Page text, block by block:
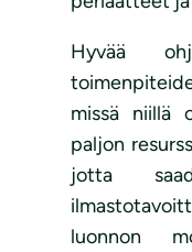
Hyvää
missä niillä
paljon
jotta
luonnon